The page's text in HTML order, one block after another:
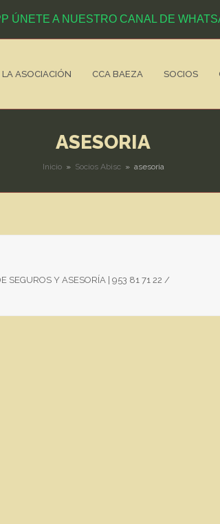
ÚNETE A NUESTRO CANAL DE
LA ASOCIACIÓN CCA BAEZA SOCIOS
ASESORIA
Inicio » Socios Abisc » asesoria
SEGUROS Y ASESORÍA | 953 81 71 22 /